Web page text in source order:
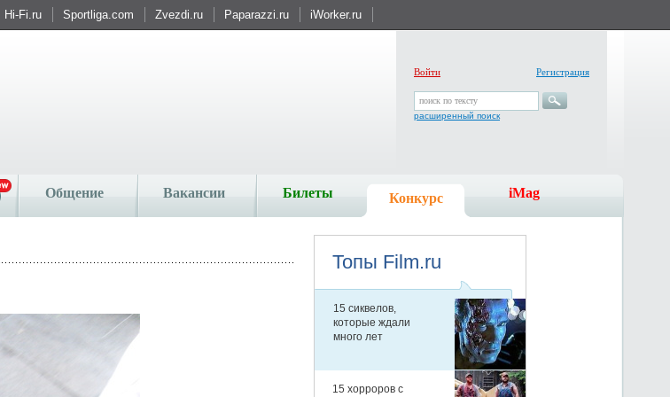
Hi-Fi.ru Sportliga.com Zvezdi.ru Paparazzi.ru iWorker.ru
Войти Регистрация
поиск по тексту
расширенный поиск
Общение Вакансии Билеты Конкурс iMag